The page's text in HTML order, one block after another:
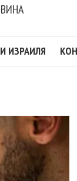
ИЗРАИЛЯ